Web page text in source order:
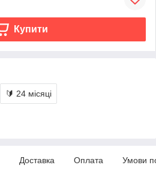
Купити
🔰 24 місяці
Доставка Оплата Умови